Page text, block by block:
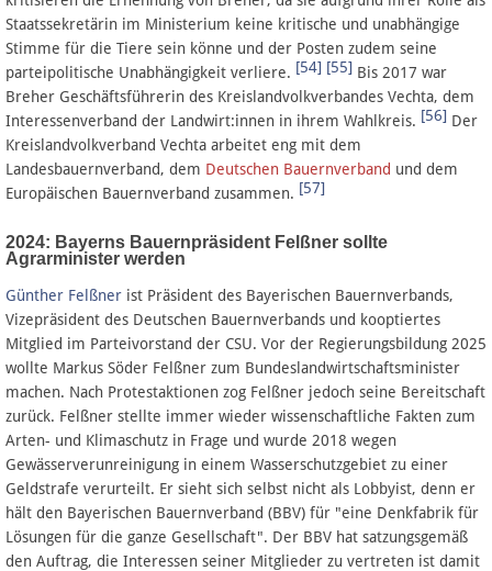
Staatssekretärin im Ministerium keine kritische und unabhängige
Stimme für die Tiere sein könne und der Posten zudem seine
parteipolitische Unabhängigkeit verliere. [54] [55] Bis 2017 war
Breher Geschäftsführerin des Kreislandvolkverbandes Vechta, dem
Interessenverband der Landwirt:innen in ihrem Wahlkreis. [56] Der
Kreislandvolkverband Vechta arbeitet eng mit dem
Landesbauernverband, dem Deutschen Bauernverband und dem
Europäischen Bauernverband zusammen. [57]
2024: Bayerns Bauernpräsident Felßner sollte
Agrarminister werden
Günther Felßner ist Präsident des Bayerischen Bauernverbands,
Vizepräsident des Deutschen Bauernverbands und kooptiertes
Mitglied im Parteivorstand der CSU. Vor der Regierungsbildung 2025
wollte Markus Söder Felßner zum Bundeslandwirtschaftsminister
machen. Nach Protestaktionen zog Felßner jedoch seine Bereitschaft
zurück. Felßner stellte immer wieder wissenschaftliche Fakten zum
Arten- und Klimaschutz in Frage und wurde 2018 wegen
Gewässerverunreinigung in einem Wasserschutzgebiet zu einer
Geldstrafe verurteilt. Er sieht sich selbst nicht als Lobbyist, denn er
hält den Bayerischen Bauernverband (BBV) für "eine Denkfabrik für
Lösungen für die ganze Gesellschaft". Der BBV hat satzungsgemäß
den Auftrag, die Interessen seiner Mitglieder zu vertreten ist damit